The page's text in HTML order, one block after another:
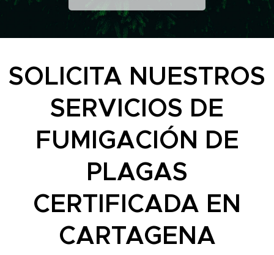
SOLICITA NUESTROS
SERVICIOS DE
FUMIGACIÓN DE
PLAGAS
CERTIFICADA EN
CARTAGENA